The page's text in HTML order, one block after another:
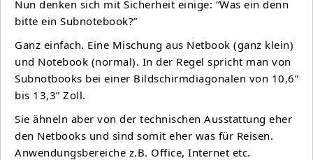
Nun denken sich mit Sicherheit einige: “Was ein denn
bitte ein Subnotebook?”
Ganz einfach. Eine Mischung aus Netbook (ganz klein)
und Notebook (normal). In der Regel spricht man von
Subnotbooks bei einer Bildschirmdiagonalen von 10,6”
bis 13,3” Zoll.
Sie ähneln aber von der technischen Ausstattung eher
den Netbooks und sind somit eher was für Reisen.
Anwendungsbereiche z.B. Office, Internet etc.